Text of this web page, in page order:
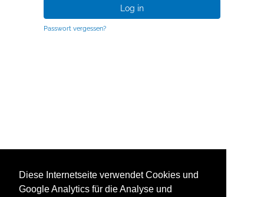
Diese Internetseite verwendet Cookies und
Google Analytics für die Analyse und
Log in
Passwort vergessen?